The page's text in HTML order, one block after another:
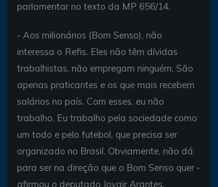
parlamentar no texto da MP 656/14.
- Aos milionários (Bom Senso), não
interessa o Refis. Eles não têm dívidas
trabalhistas, não empregam ninguém. São
apenas praticantes e os que mais recebem
salários no país. Com esses, eu não
trabalho. Eu trabalho pela sociedade como
um todo e pelo futebol, que precisa ser
organizado no Brasil. Obviamente, não dá
para ser na direção que o Bom Senso quer -
afirmou o deputado Jovair Arantes.